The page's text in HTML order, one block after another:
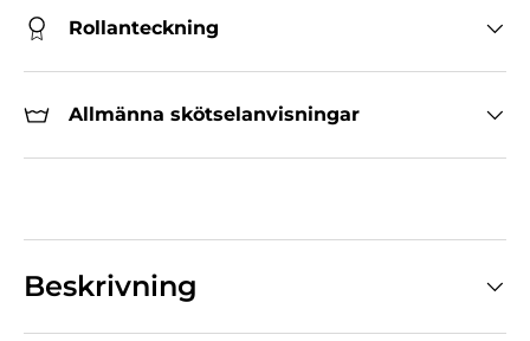
Rollanteckning
Allmänna skötselanvisningar
Beskrivning